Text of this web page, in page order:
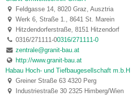
Feldgasse 14, 8020 Graz, Ausztria
Werk 6, Straße 1., 8641 St. Marein
Hitzdendorferstraße, 8151 Hitzendorf
0316/271111-00316/271111-0
zentrale@granit-bau.at
http://www.granit-bau.at
Habau Hoch- und Tiefbaugesellschaft m.b.H
Greiner Straße 63 4320 Perg
Industriestraße 30 2325 Himberg/Wien